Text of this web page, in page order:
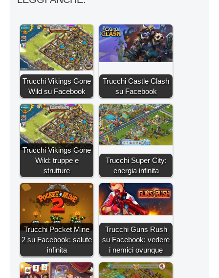
Trucchi Vikings Gone
Wild su Facebook
Trucchi Castle Clash
su Facebook
Trucchi Vikings Gone
Wild: truppe e
strutture
Trucchi Super City:
energia infinita
Trucchi Pocket Mine
2 su Facebook: salute
infinita
Trucchi Guns Rush
su Facebook: vedere
i nemici ovunque